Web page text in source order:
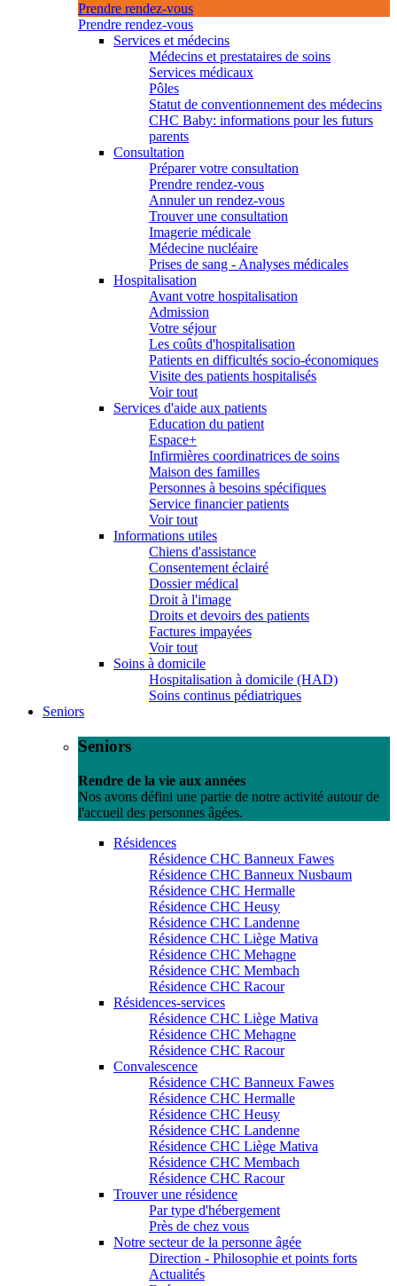
Prendre rendez-vous
Prendre rendez-vous
Services et médecins
Médecins et prestataires de soins
Services médicaux
Pôles
Statut de conventionnement des médecins
CHC Baby: informations pour les futurs
parents
Consultation
Préparer votre consultation
Prendre rendez-vous
Annuler un rendez-vous
Trouver une consultation
Imagerie médicale
Médecine nucléaire
Prises de sang - Analyses médicales
Hospitalisation
Avant votre hospitalisation
Admission
Votre séjour
Les coûts d'hospitalisation
Patients en difficultés socio-économiques
Visite des patients hospitalisés
Voir tout
Services d'aide aux patients
Education du patient
Espace+
Infirmières coordinatrices de soins
Maison des familles
Personnes à besoins spécifiques
Service financier patients
Voir tout
Informations utiles
Chiens d'assistance
Consentement éclairé
Dossier médical
Droit à l'image
Droits et devoirs des patients
Factures impayées
Voir tout
Soins à domicile
Hospitalisation à domicile (HAD)
Soins continus pédiatriques
Seniors
Seniors
Rendre de la vie aux années
Nos avons défini une partie de notre activité autour de
l'accueil des personnes âgées.
Résidences
Résidence CHC Banneux Fawes
Résidence CHC Banneux Nusbaum
Résidence CHC Hermalle
Résidence CHC Heusy
Résidence CHC Landenne
Résidence CHC Liège Mativa
Résidence CHC Mehagne
Résidence CHC Membach
Résidence CHC Racour
Résidences-services
Résidence CHC Liège Mativa
Résidence CHC Mehagne
Résidence CHC Racour
Convalescence
Résidence CHC Banneux Fawes
Résidence CHC Hermalle
Résidence CHC Heusy
Résidence CHC Landenne
Résidence CHC Liège Mativa
Résidence CHC Membach
Résidence CHC Racour
Trouver une résidence
Par type d'hébergement
Près de chez vous
Notre secteur de la personne âgée
Direction - Philosophie et points forts
Actualités